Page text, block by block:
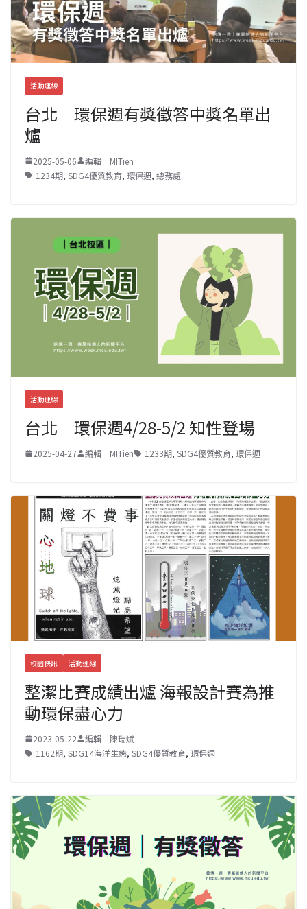
活動連線
台北｜環保週有獎徵答中獎名單出
爐
2025-05-06
編輯｜MITien
1234期, SDG4優質教育, 環保週, 總務處
活動連線
台北｜環保週4/28-5/2 知性登場
2025-04-27 編輯｜MITien 1233期, SDG4優質教育, 環保週
校園快訊 活動連線
整潔比賽成績出爐 海報設計賽為推
動環保盡心力
2023-05-22
編輯｜陳瑞斌
1162期, SDG14海洋生態, SDG4優質教育, 環保週